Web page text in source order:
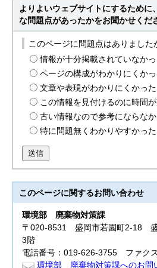
よりよいウェブサイトにするために
な問題点があったかをお聞かせくだ
このページに問題点はありました
情報が十分掲載されていなか
ページの構成がわかりにくか
文章や表現がわかりにくかった
この情報を見付けるのに時間
古い情報なので参考にならな
特に問題無くわかりやすかった
送信
このページに関するお問い合わせ
環境部廃棄物対策課
〒020-8531 盛岡市若園町2-18 盛
3階
電話番号：019-626-3755 ファク
環境部 廃棄物対策課へのお問